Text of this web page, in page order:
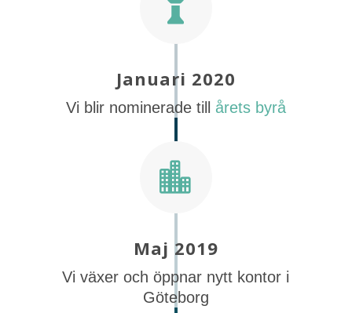

Januari 2020
Vi blir nominerade till årets byrå

Maj 2019
Vi växer och öppnar nytt kontor i
Göteborg